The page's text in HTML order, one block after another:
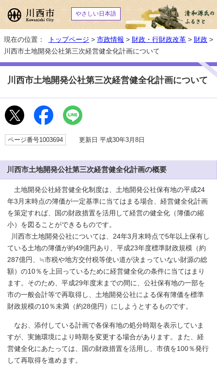
やさしい日本語
現在の位置： トップページ > 市政情報 > 財政・行財政改革 > 財政 >
川西市土地開発公社第三次経営健全化計画について
川西市土地開発公社第三次経営健全化計画について
ページ番号1003694 更新日 平成30年3月8日
川西市土地開発公社第三次経営健全化計画の概要
土地開発公社経営健全化制度は、土地開発公社保有地の平成24
年3月末時点の簿価が一定基準に当てはまる場合、経営健全化計画
を策定すれば、国の財政措置を活用して経営の健全化（簿価の縮
小）を図ることができるものです。
川西市土地開発公社については、24年3月末時点で5年以上保有し
ている土地の簿価が約49億円あり、平成23年度標準財政規模（約
287億円、≒市税や地方交付税等使い道が決まっていない財源の総
額）の10％を上回っているために経営健全化の条件に当てはまり
ます。そのため、平成29年度末までの間に、公社保有地の一部を
市の一般会計等で再取得し、土地開発公社による保有簿価を標準
財政規模の10％未満（約28億円）にしようとするものです。
なお、添付している計画で各保有地の処分時期を表示していま
すが、実施環境により時期を変更する場合があります。また、経
営健全化にあたっては、国の財政措置を活用し、市債を100％発行
して再取得を進めます。